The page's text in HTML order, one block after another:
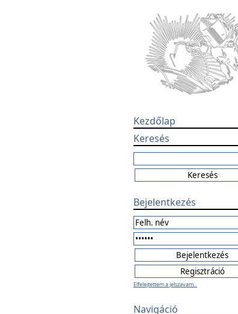
Kezdőlap
Keresés
Bejelentkezés
Elfelejtettem a jelszavam...
Navigáció